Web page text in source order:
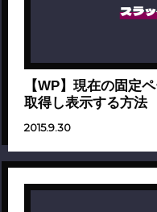
スラ
【WP】現在の固定
取得し表示する方法
2015.9.30